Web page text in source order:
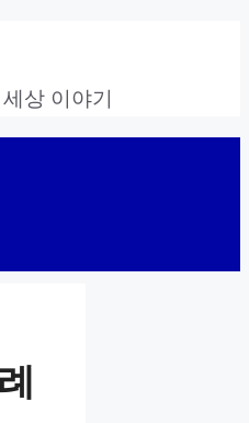
상 이야기